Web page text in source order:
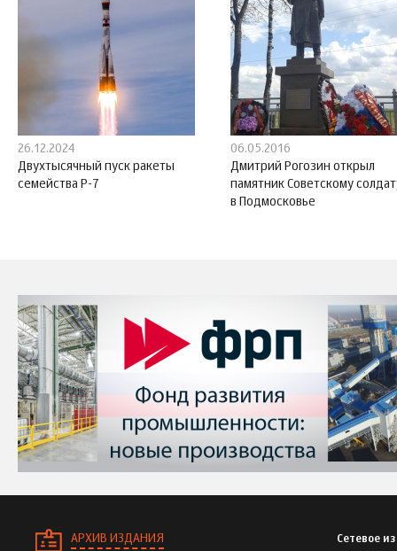
26.12.2024
Двухтысячный пуск ракеты
семейства Р-7
06.05.2016
Дмитрий Рогозин открыл
памятник Советскому
в Подмосковье
АРХИВ ИЗДАНИЯ
Сетевое